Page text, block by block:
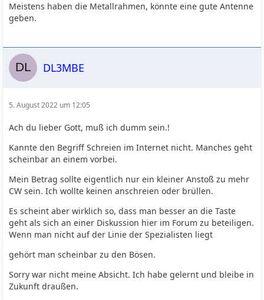
Meistens haben die Metallrahmen, könnte eine gute Antenne
geben.
DL3MBE
5. August 2022 um 12:05
Ach du lieber Gott, muß ich dumm sein.!
Kannte den Begriff Schreien im Internet nicht. Manches geht
scheinbar an einem vorbei.
Mein Betrag sollte eigentlich nur ein kleiner Anstoß zu mehr
CW sein. Ich wollte keinen anschreien oder brüllen.
Es scheint aber wirklich so, dass man besser an die Taste
geht als sich an einer Diskussion hier im Forum zu beteiligen.
Wenn man nicht auf der Linie der Spezialisten liegt
gehört man scheinbar zu den Bösen.
Sorry war nicht meine Absicht. Ich habe gelernt und bleibe in
Zukunft draußen.